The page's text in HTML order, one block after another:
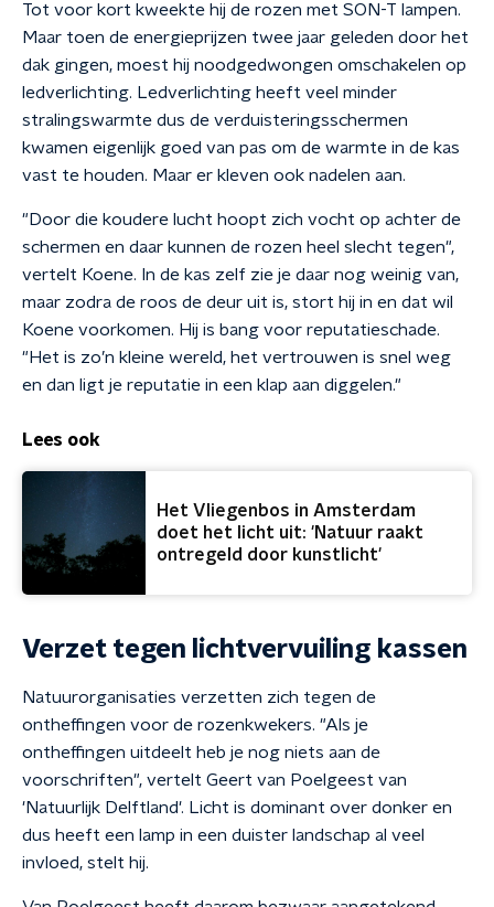
Tot voor kort kweekte hij de rozen met SON-T lampen.
Maar toen de energieprijzen twee jaar geleden door het
dak gingen, moest hij noodgedwongen omschakelen op
ledverlichting. Ledverlichting heeft veel minder
stralingswarmte dus de verduisteringsschermen
kwamen eigenlijk goed van pas om de warmte in de kas
vast te houden. Maar er kleven ook nadelen aan.
"Door die koudere lucht hoopt zich vocht op achter de
schermen en daar kunnen de rozen heel slecht tegen",
vertelt Koene. In de kas zelf zie je daar nog weinig van,
maar zodra de roos de deur uit is, stort hij in en dat wil
Koene voorkomen. Hij is bang voor reputatieschade.
"Het is zo’n kleine wereld, het vertrouwen is snel weg
en dan ligt je reputatie in een klap aan diggelen."
Lees ook
Het Vliegenbos in Amsterdam
doet het licht uit: 'Natuur raakt
ontregeld door kunstlicht'
Verzet tegen lichtvervuiling kassen
Natuurorganisaties verzetten zich tegen de
ontheffingen voor de rozenkwekers. "Als je
ontheffingen uitdeelt heb je nog niets aan de
voorschriften", vertelt Geert van Poelgeest van
'Natuurlijk Delftland'. Licht is dominant over donker en
dus heeft een lamp in een duister landschap al veel
invloed, stelt hij.